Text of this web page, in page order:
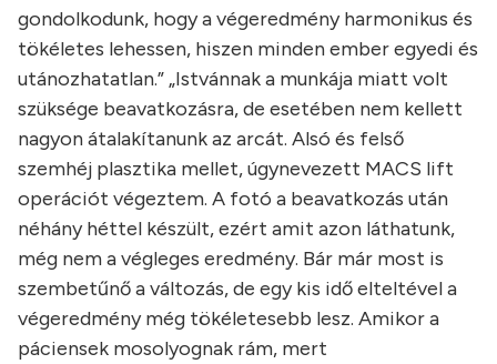
gondolkodunk, hogy a végeredmény harmonikus és
tökéletes lehessen, hiszen minden ember egyedi és
utánozhatatlan.” „Istvánnak a munkája miatt volt
szüksége beavatkozásra, de esetében nem kellett
nagyon átalakítanunk az arcát. Alsó és felső
szemhéj plasztika mellet, úgynevezett MACS lift
operációt végeztem. A fotó a beavatkozás után
néhány héttel készült, ezért amit azon láthatunk,
még nem a végleges eredmény. Bár már most is
szembetűnő a változás, de egy kis idő elteltével a
végeredmény még tökéletesebb lesz. Amikor a
páciensek mosolyognak rám, mert